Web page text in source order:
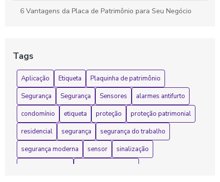
6 Vantagens da Placa de Patrimônio para Seu Negócio
Adesivo refletivo personalizado transforma segurança e
estilo em qualquer projeto
Adesivo refletivo personalizado transforma visibilidade e
segurança em projetos criativos
Adesivo Refletivo Personalizado: 7 Ideias Criativas para
Usar
Adesivo Refletivo Personalizado: Aumente a Visibilidade e
Segurança do Seu Negócio
Tags
Aplicação Etiqueta
Plaquinha de patrimônio
Segurança
Segurança Sensores
alarmes antifurto
condomínio
etiqueta proteção
proteção patrimonial
residencial
segurança
segurança do trabalho
segurança moderna
sensor
sinalização